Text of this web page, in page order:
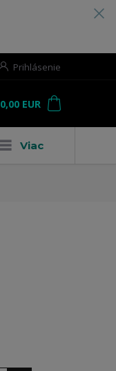
Prihlásenie
0,00 EUR
Viac